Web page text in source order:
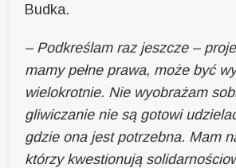
Budka.
– Podkreślam raz jeszcze –
mamy pełne prawa, może być
wielokrotnie. Nie wyobrażam
gliwiczanie nie są gotowi
gdzie ona jest potrzebna. Mam
którzy kwestionują